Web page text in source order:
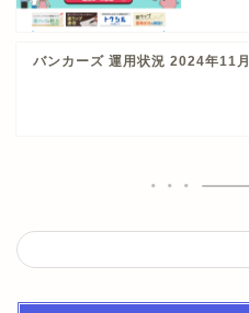
バンカーズ 運用状況 2024年11月